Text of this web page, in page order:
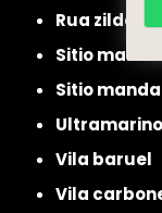
rua zilda
sitio manda
sitio
ultramarino
vila baruel
vila